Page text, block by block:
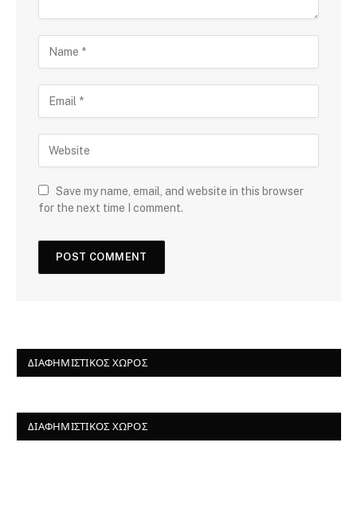
Save my name, email, and website in this browser
for the next time I comment.
ΔΙΑΦΗΜΙΣΤΙΚΌΣ ΧΏΡΟΣ
ΔΙΑΦΗΜΙΣΤΙΚΌΣ ΧΏΡΟΣ